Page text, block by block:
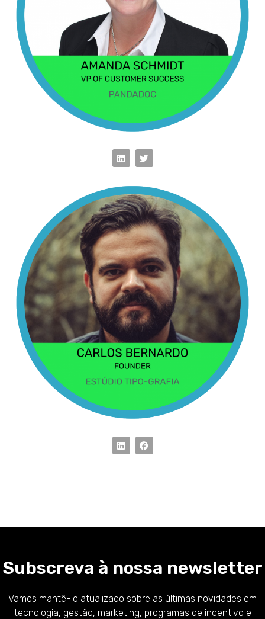
Subscreva à nossa newsletter
Vamos mantê-lo atualizado sobre as últimas novidades em
tecnologia, gestão, marketing, programas de incentivo e